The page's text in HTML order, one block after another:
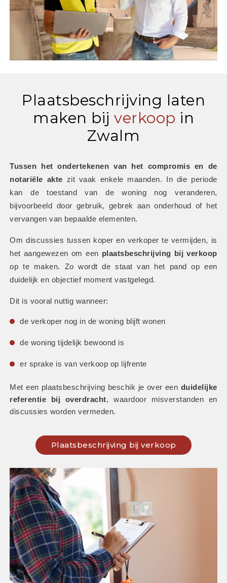
Plaatsbeschrijving laten
maken bij verkoop in
Zwalm
Tussen het ondertekenen van het compromis en de
notariële akte zit vaak enkele maanden. In die periode
kan de toestand van de woning nog veranderen,
bijvoorbeeld door gebruik, gebrek aan onderhoud of het
vervangen van bepaalde elementen.
Om discussies tussen koper en verkoper te vermijden, is
het aangewezen om een plaatsbeschrijving bij verkoop
op te maken. Zo wordt de staat van het pand op een
duidelijk en objectief moment vastgelegd.
Dit is vooral nuttig wanneer:
de verkoper nog in de woning blijft wonen
de woning tijdelijk bewoond is
er sprake is van verkoop op lijfrente
Met een plaatsbeschrijving beschik je over een duidelijke
referentie bij overdracht, waardoor misverstanden en
discussies worden vermeden.
Plaatsbeschrijving bij verkoop